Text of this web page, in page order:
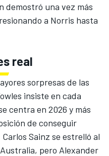
demostró una vez más
a Norris hasta
real
sorpresas de las
insiste en cada
centra en 2026 y más
de conseguir
Carlos Sainz se estrelló al
pero Alexander